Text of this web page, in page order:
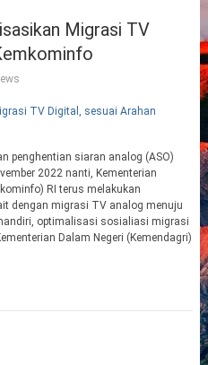
Migrasi TV
penghentian siaran analog (ASO)
2022 nanti, Kementerian
RI terus melakukan
dengan migrasi TV analog menuju
optimalisasi sosialiasi migrasi
Dalam Negeri (Kemendagri)